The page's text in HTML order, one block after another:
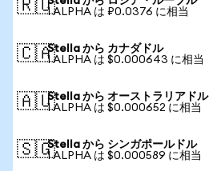
🇷🇺1 ALPHA は ₽0.0376 に相当
🇨🇦Stella から カナダドル
1 ALPHA は $0.000643 に相当
🇦🇺Stella から オーストラリアドル
1 ALPHA は $0.000652 に相当
🇸🇬Stella から シンガポールドル
1 ALPHA は $0.000589 に相当